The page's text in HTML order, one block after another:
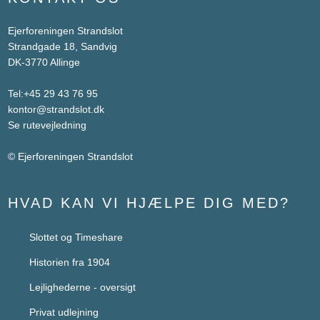
Ejerforeningen Strandslot
Strandgade 18, Sandvig
DK-3770 Allinge
Tel:+45 29 43 76 95
kontor@strandslot.dk
Se rutevejledning
© Ejerforeningen Strandslot
HVAD KAN VI HJÆLPE DIG MED?
Slottet og Timeshare​
Historien fra 1904
Lejlighederne - oversigt
Privat udlejning